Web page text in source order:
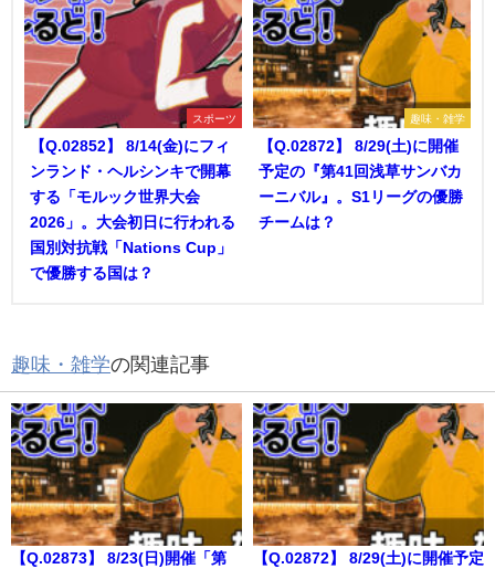
スポーツ
【Q.02852】 8/14(金)にフィ
ンランド・ヘルシンキで開幕
する「モルック世界大会
2026」。大会初日に行われる
国別対抗戦「Nations Cup」
で優勝する国は？
趣味・雑学
【Q.02872】 8/29(土)に開催
予定の『第41回浅草サンバカ
ーニバル』。S1リーグの優勝
チームは？
趣味・雑学の関連記事
【Q.02873】 8/23(日)開催「第
【Q.02872】 8/29(土)に開催予定